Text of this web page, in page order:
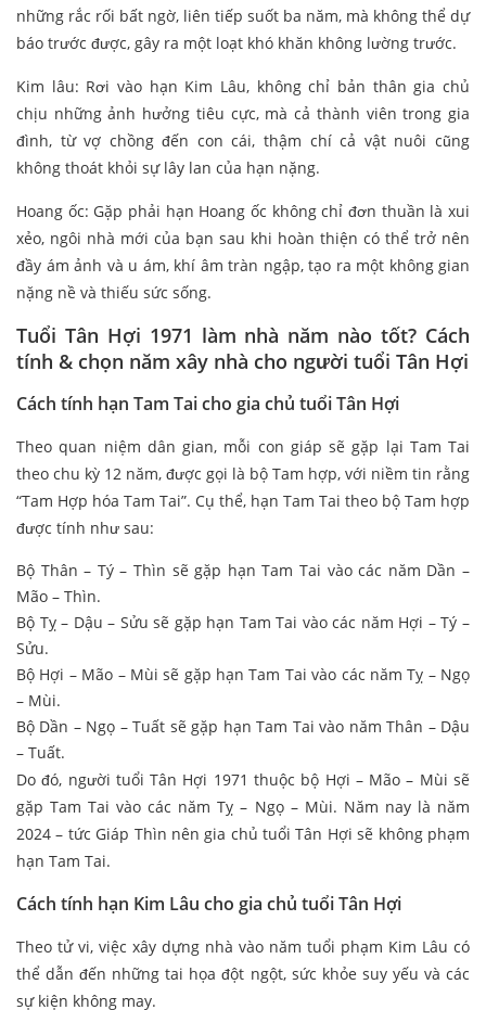
những rắc rối bất ngờ, liên tiếp suốt ba năm, mà không thể dự
báo trước được, gây ra một loạt khó khăn không lường trước.
Kim lâu: Rơi vào hạn Kim Lâu, không chỉ bản thân gia chủ
chịu những ảnh hưởng tiêu cực, mà cả thành viên trong gia
đình, từ vợ chồng đến con cái, thậm chí cả vật nuôi cũng
không thoát khỏi sự lây lan của hạn nặng.
Hoang ốc: Gặp phải hạn Hoang ốc không chỉ đơn thuần là xui
xẻo, ngôi nhà mới của bạn sau khi hoàn thiện có thể trở nên
đầy ám ảnh và u ám, khí âm tràn ngập, tạo ra một không gian
nặng nề và thiếu sức sống.
Tuổi Tân Hợi 1971 làm nhà năm nào tốt? Cách
tính & chọn năm xây nhà cho người tuổi Tân Hợi
Cách tính hạn Tam Tai cho gia chủ tuổi Tân Hợi
Theo quan niệm dân gian, mỗi con giáp sẽ gặp lại Tam Tai
theo chu kỳ 12 năm, được gọi là bộ Tam hợp, với niềm tin rằng
“Tam Hợp hóa Tam Tai”. Cụ thể, hạn Tam Tai theo bộ Tam hợp
được tính như sau:
Bộ Thân – Tý – Thìn sẽ gặp hạn Tam Tai vào các năm Dần –
Mão – Thìn.
Bộ Tỵ – Dậu – Sửu sẽ gặp hạn Tam Tai vào các năm Hợi – Tý –
Sửu.
Bộ Hợi – Mão – Mùi sẽ gặp hạn Tam Tai vào các năm Tỵ – Ngọ
– Mùi.
Bộ Dần – Ngọ – Tuất sẽ gặp hạn Tam Tai vào năm Thân – Dậu
– Tuất.
Do đó, người tuổi Tân Hợi 1971 thuộc bộ Hợi – Mão – Mùi sẽ
gặp Tam Tai vào các năm Tỵ – Ngọ – Mùi. Năm nay là năm
2024 – tức Giáp Thìn nên gia chủ tuổi Tân Hợi sẽ không phạm
hạn Tam Tai.
Cách tính hạn Kim Lâu cho gia chủ tuổi Tân Hợi
Theo tử vi, việc xây dựng nhà vào năm tuổi phạm Kim Lâu có
thể dẫn đến những tai họa đột ngột, sức khỏe suy yếu và các
sự kiện không may.